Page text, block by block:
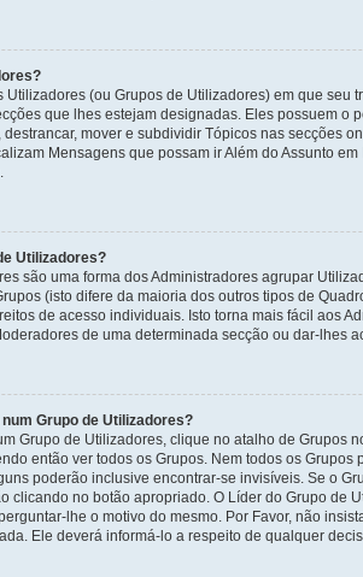
Utilizadores (ou Grupos de Utilizadores) em que seu
que lhes estejam designadas. Eles possuem o
destrancar, mover e subdividir Tópicos nas secções
Mensagens que possam ir Além do Assunto
Utilizadores?
são uma forma dos Administradores agrupar
(isto difere da maioria dos outros tipos de
de acesso individuais. Isto torna mais fácil aos
de uma determinada secção ou dar-lhes
Grupo de Utilizadores?
Grupo de Utilizadores, clique no atalho de Grupos
então ver todos os Grupos. Nem todos os Grupos
poderão inclusive encontrar-se invisíveis. Se o
clicando no botão apropriado. O Líder do Grupo de
lhe o motivo do mesmo. Por Favor, não
Ele deverá informá-lo a respeito de qualquer